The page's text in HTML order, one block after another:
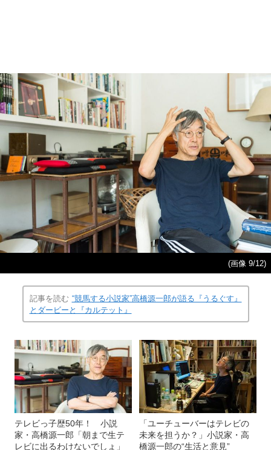
(画像 9/12)
記事を読む “競馬する小説家”高橋源一郎が語る『うるぐす』
とダービーと『カルテット』
テレビっ子歴50年！ 小説
家・高橋源一郎「朝まで生テ
レビに出るわけないでしょ」
「ユーチューバーはテレビの
未来を担うか？」小説家・高
橋源一郎の“生活と意見”